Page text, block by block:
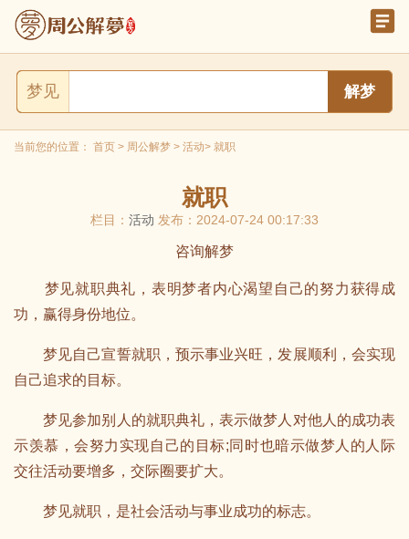
梦见
当前您的位置： 首页 > 周公解梦 > 活动> 就职
就职
栏目： 活动 发布：2024-07-24 00:17:33
咨询解梦
梦见就职典礼，表明梦者内心渴望自己的努力获得成
功，赢得身份地位。
梦见自己宣誓就职，预示事业兴旺，发展顺利，会实现
自己追求的目标。
梦见参加别人的就职典礼，表示做梦人对他人的成功表
示羡慕，会努力实现自己的目标;同时也暗示做梦人的人际
交往活动要增多，交际圈要扩大。
梦见就职，是社会活动与事业成功的标志。